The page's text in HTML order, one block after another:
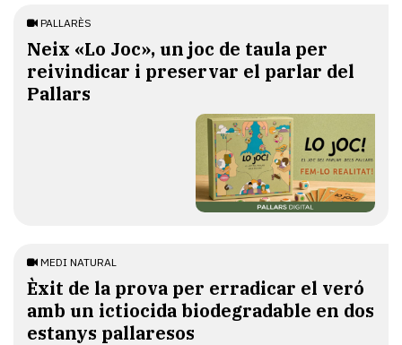
PALLARÈS
​Neix «Lo Joc», un joc de taula per
reivindicar i preservar el parlar del
Pallars
MEDI NATURAL
Èxit de la prova per erradicar el veró
amb un ictiocida biodegradable en dos
estanys pallaresos